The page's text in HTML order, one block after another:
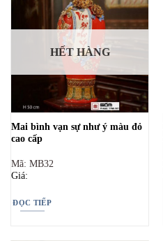
HẾT HÀNG
Mai bình vạn sự như ý màu đỏ
cao cấp
Mã: MB32
Giá:
ĐỌC TIẾP